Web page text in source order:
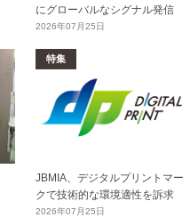
にグローバルなシグナル発信
2026年07月25日
特集
JBMIA、デジタルプリントマー
クで技術的な環境適性を訴求
2026年07月25日